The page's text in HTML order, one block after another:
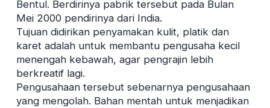
Bentul. Berdirinya pabrik tersebut pada Bulan
Mei 2000 pendirinya dari India.
Tujuan didirikan penyamakan kulit, platik dan
karet adalah untuk membantu pengusaha kecil
menengah kebawah, agar pengrajin lebih
berkreatif lagi.
Pengusahaan tersebut sebenarnya pengusahaan
yang mengolah. Bahan mentah untuk menjadikan